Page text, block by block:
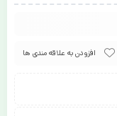
افزودن به علاقه مندی ها